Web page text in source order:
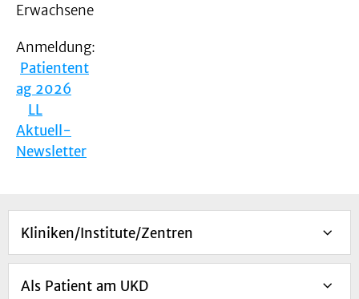
Erwachsenen
Anmeldung:
Patientent
ag 2026
LL
Aktuell-
Newsletter
Kliniken/Institute/Zentren
Als Patient am UKD